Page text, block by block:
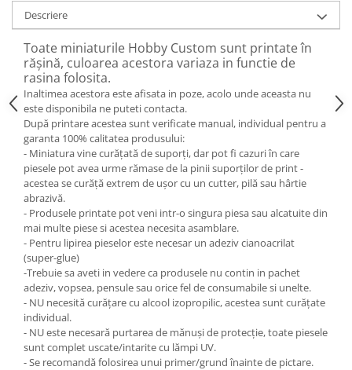
Descriere
Toate miniaturile Hobby Custom sunt printate în
rășină, culoarea acestora variaza in functie de
rasina folosita.
Inaltimea acestora este afisata in poze, acolo unde aceasta nu
este disponibila ne puteti contacta.
După printare acestea sunt verificate manual, individual pentru a
garanta 100% calitatea produsului:
- Miniatura vine curățată de suporți, dar pot fi cazuri în care
piesele pot avea urme rămase de la pinii suporților de print -
acestea se curăță extrem de ușor cu un cutter, pilă sau hârtie
abrazivă.
- Produsele printate pot veni intr-o singura piesa sau alcatuite din
mai multe piese si acestea necesita asamblare.
- Pentru lipirea pieselor este necesar un adeziv cianoacrilat
(super-glue)
-Trebuie sa aveti in vedere ca produsele nu contin in pachet
adeziv, vopsea, pensule sau orice fel de consumabile si unelte.
- NU necesită curățare cu alcool izopropilic, acestea sunt curățate
individual.
- NU este necesară purtarea de mănuși de protecție, toate piesele
sunt complet uscate/intarite cu lămpi UV.
- Se recomandă folosirea unui primer/grund înainte de pictare.